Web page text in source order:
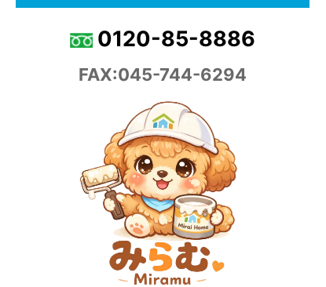
0120-85-8886
FAX:045-744-6294